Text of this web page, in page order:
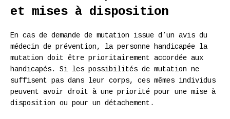
et mises à disposition
En cas de demande de mutation issue d’un avis du
médecin de prévention, la personne handicapée la
mutation doit être prioritairement accordée aux
handicapés. Si les possibilités de mutation ne
suffisent pas dans leur corps, ces mêmes individus
peuvent avoir droit à une priorité pour une mise à
disposition ou pour un détachement.